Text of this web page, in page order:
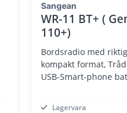
Sangean
WR-11 BT+ (
110+)
Bordsradio med
kompakt format,
USB-Smart-phone
Lagervara